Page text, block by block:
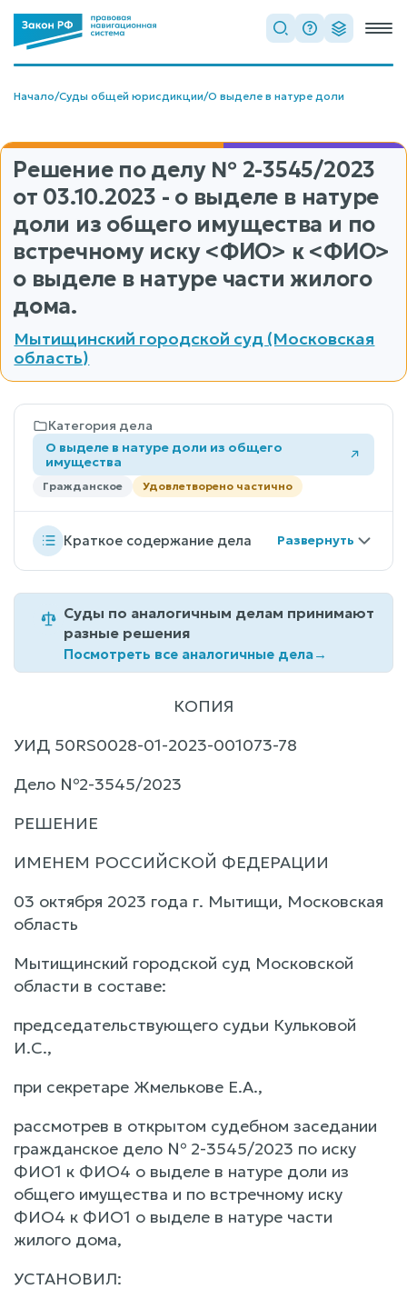
Начало/Суды общей юрисдикции/О выделе в натуре доли
Решение по делу № 2-3545/2023
от 03.10.2023 - о выделе в натуре
доли из общего имущества и по
встречному иску <ФИО> к <ФИО>
о выделе в натуре части жилого
дома.
Мытищинский городской суд (Московская
область)
Категория дела
О выделе в натуре доли из общего
имущества
Гражданское Удовлетворено частично
Краткое содержание дела
Суды по аналогичным делам принимают
разные решения
Посмотреть все аналогичные дела→
КОПИЯ
УИД 50RS0028-01-2023-001073-78
Дело №2-3545/2023
РЕШЕНИЕ
ИМЕНЕМ РОССИЙСКОЙ ФЕДЕРАЦИИ
03 октября 2023 года г. Мытищи, Московская
область
Мытищинский городской суд Московской
области в составе:
председательствующего судьи Кульковой
И.С.,
при секретаре Жмелькове Е.А.,
рассмотрев в открытом судебном заседании
гражданское дело № 2-3545/2023 по иску
ФИО1 к ФИО4 о выделе в натуре доли из
общего имущества и по встречному иску
ФИО4 к ФИО1 о выделе в натуре части
жилого дома,
УСТАНОВИЛ: